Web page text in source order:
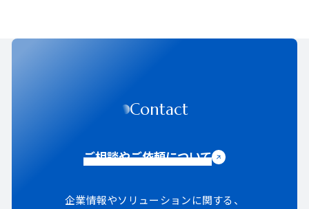
Contact
ご相談やご依頼について
企業情報やソリューションに関する、